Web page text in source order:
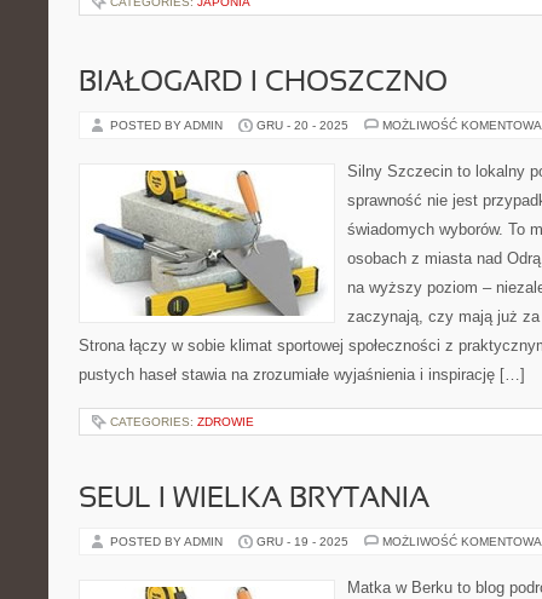
BIAŁOGARD I CHOSZCZNO
POSTED BY ADMIN GRU - 20 - 2025 MOŻLIWOŚĆ
Silny Szczecin to lokalny
sprawność nie jest
świadomych wyborów. To
osobach z miasta nad
na wyższy poziom –
zaczynają, czy mają już
Strona łączy w sobie klimat sportowej społeczności z
pustych haseł stawia na zrozumiałe wyjaśnienia i inspirację […]
CATEGORIES: ZDROWIE
SEUL I WIELKA BRYTANIA
POSTED BY ADMIN GRU - 19 - 2025 MOŻLIWOŚĆ
Matka w Berku to blog